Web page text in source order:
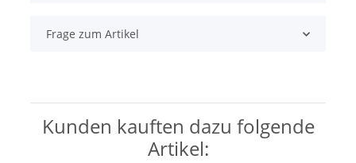
Frage zum Artikel
Kunden kauften dazu folgende
Artikel: